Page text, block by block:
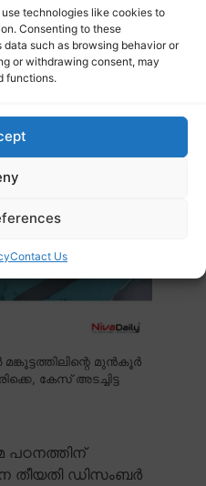
technologies like cookies to
Consenting to these
such as browsing behavior or
or withdrawing consent, may
functions.
Contact Us
ചെയ്യാൻ സർക്കാർ
മുൻകൂർ
മുൻകൂർ
കേസ് അടച്ചിട്ട
പഠനത്തിന്
തീയതി ഡിസംബർ